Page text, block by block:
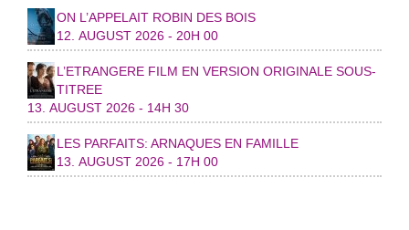
ON L’APPELAIT ROBIN DES BOIS
12. AUGUST 2026 - 20H 00
L’ETRANGERE FILM EN VERSION ORIGINALE SOUS-
TITREE
13. AUGUST 2026 - 14H 30
LES PARFAITS: ARNAQUES EN FAMILLE
13. AUGUST 2026 - 17H 00